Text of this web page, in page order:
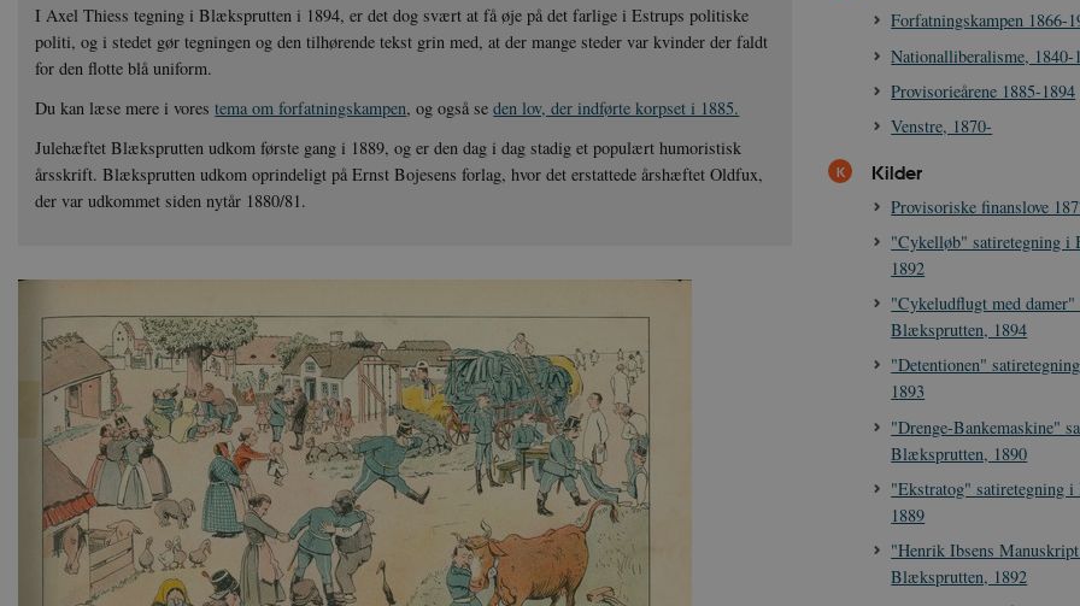
I Axel Thiess tegning i Blæksprutten i 1894, er det dog svært at få øje på det farlige i Estrups politiske
politi, og i stedet gør tegningen og den tilhørende tekst grin med, at der mange steder var kvinder der faldt
for den flotte blå uniform.
Du kan læse mere i vorestema om forfatningskampen, og også seden lov, der indførte korpset i 1885.
Julehæftet Blæksprutten udkom første gang i 1889, og er den dag i dag stadig et populært humoristisk
årsskrift. Blæksprutten udkom oprindeligt på Ernst Bojesens forlag, hvor det erstattede årshæftet Oldfux,
der var udkommet siden nytår 1880/81.
Forfatningskampen 1866-
Nationalliberalisme, 1840-
Provisorieårene 1885-1894
Venstre, 1870-
Kilder
Provisoriske finanslove
"Cykelløb" satiretegning i
1892
"Cykeludflugt med
Blæksprutten, 1894
"Detentionen"
1893
"Drenge-Bankemaskine"
Blæksprutten, 1890
"Ekstratog" satiretegning
1889
"Henrik Ibsens
Blæksprutten, 1892